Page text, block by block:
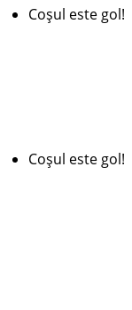
Coșul este gol!
Coșul este gol!